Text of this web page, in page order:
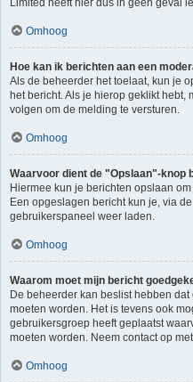
Limited heeft hier dus in geen geval
Omhoog
Hoe kan ik berichten aan een
Als de beheerder het toelaat, kun je
het bericht. Als je hierop geklikt
volgen om de melding te versturen.
Omhoog
Waarvoor dient de "Opslaan"-knop
Hiermee kun je berichten opslaan
Een opgeslagen bericht kun je, via
gebruikerspaneel weer laden.
Omhoog
Waarom moet mijn bericht
De beheerder kan beslist hebben
moeten worden. Het is tevens ook
gebruikersgroep heeft geplaatst
moeten worden. Neem contact op
Omhoog